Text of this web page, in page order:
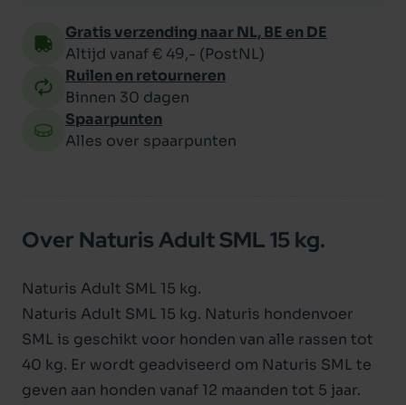
Gratis verzending naar NL, BE en DE
Altijd vanaf € 49,- (PostNL)
Ruilen en retourneren
Binnen 30 dagen
Spaarpunten
Alles over spaarpunten
Over Naturis Adult SML 15 kg.
Naturis Adult SML 15 kg.
Naturis Adult SML 15 kg. Naturis hondenvoer
SML is geschikt voor honden van alle rassen tot
40 kg. Er wordt geadviseerd om Naturis SML te
geven aan honden vanaf 12 maanden tot 5 jaar.